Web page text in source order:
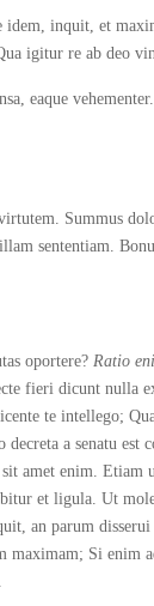
inquit, et
igitur re ab deo
eaque vehementer.
Summus
illam sententiam.
oportere? Ratio
fieri dicunt nulla
te intellego;
decreta a senatu est
amet enim. Etiam
et ligula. Ut
an parum disserui
Si enim